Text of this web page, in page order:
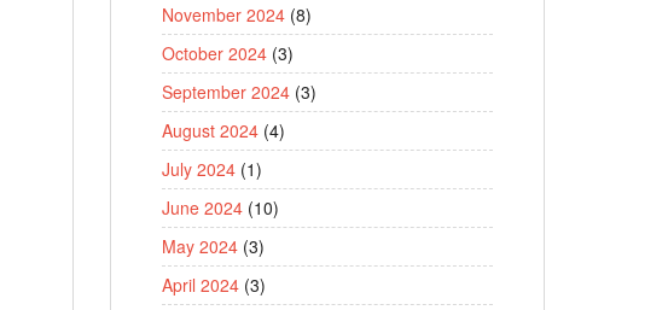
November 2024 (8)
October 2024 (3)
September 2024 (3)
August 2024 (4)
July 2024 (1)
June 2024 (10)
May 2024 (3)
April 2024 (3)